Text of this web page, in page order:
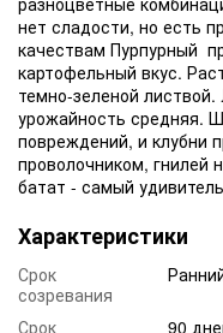
нет сладости, но есть
качествам Пурпурный
картофельный вкус.
темно-зеленой
урожайность средняя.
повреждений, и клубни
проволочником, гнилей
батат - самый
Характеристики
Срок
созревания
Срок
90